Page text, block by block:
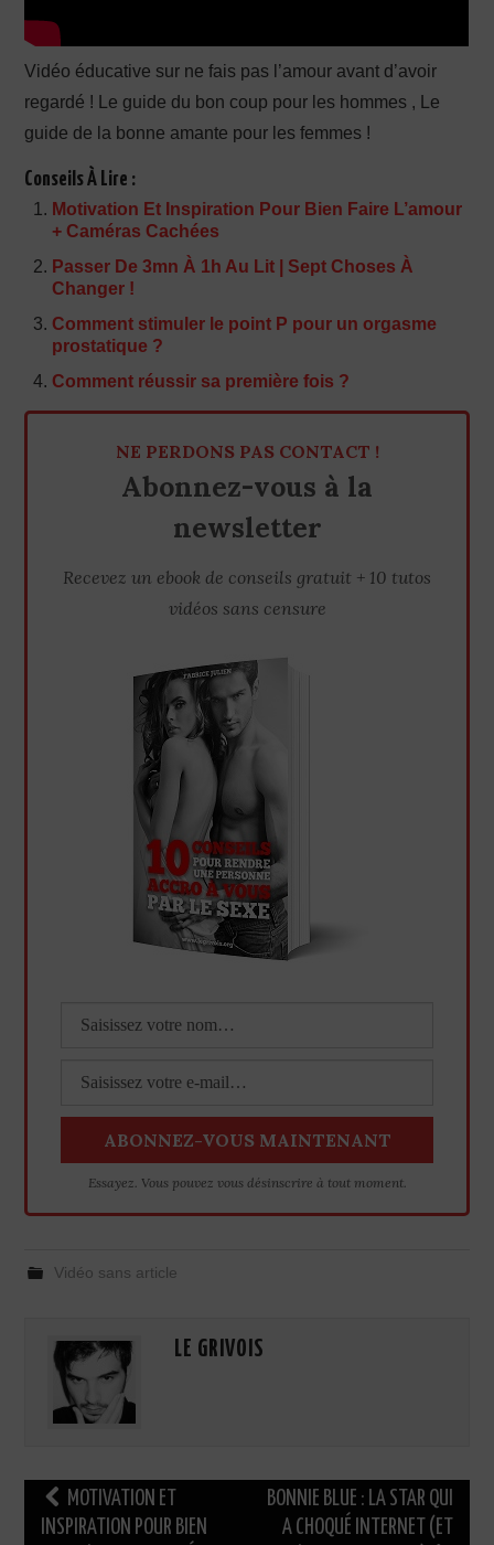
Vidéo éducative sur ne fais pas l’amour avant d’avoir
regardé ! Le guide du bon coup pour les hommes , Le
guide de la bonne amante pour les femmes !
Conseils À Lire :
Motivation Et Inspiration Pour Bien Faire L’amour
+ Caméras Cachées
Passer De 3mn À 1h Au Lit | Sept Choses À
Changer !
Comment stimuler le point P pour un orgasme
prostatique ?
Comment réussir sa première fois ?
NE PERDONS PAS CONTACT !
Abonnez-vous à la
newsletter
Recevez un ebook de conseils gratuit + 10 tutos
vidéos sans censure
Essayez. Vous pouvez vous désinscrire à tout moment.
Vidéo sans article
LE GRIVOIS
Navigation
des
MOTIVATION ET
INSPIRATION POUR BIEN
BONNIE BLUE : LA STAR QUI
A CHOQUÉ INTERNET (ET